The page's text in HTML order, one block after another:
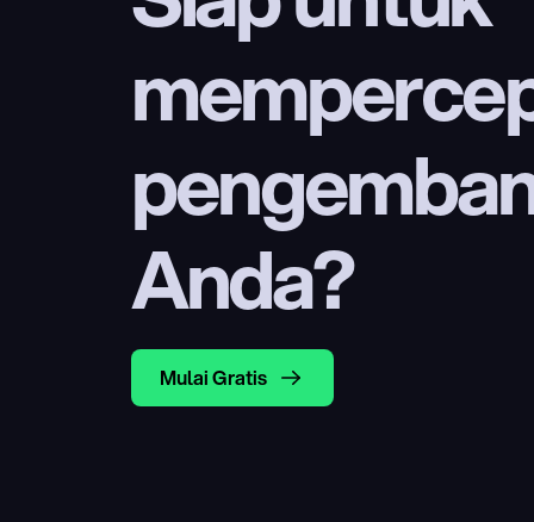
Anda?
Mulai Gratis